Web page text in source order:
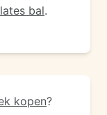
bal.
kopen?